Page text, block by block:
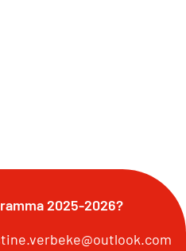
Panne - Adinkerke
2025-2026?